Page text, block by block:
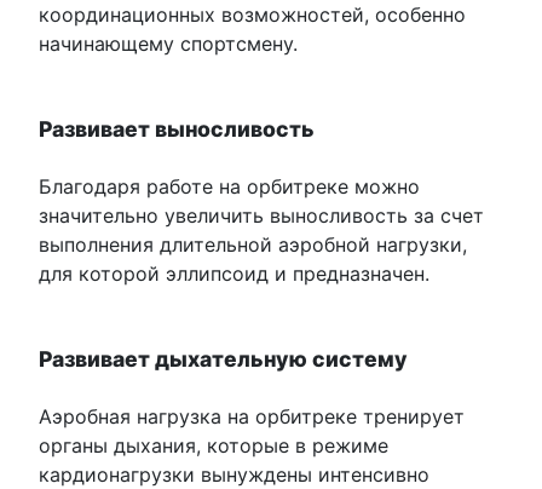
координационных возможностей, особенно
начинающему спортсмену.
Развивает выносливость
Благодаря работе на орбитреке можно
значительно увеличить выносливость за счет
выполнения длительной аэробной нагрузки,
для которой эллипсоид и предназначен.
Развивает дыхательную систему
Аэробная нагрузка на орбитреке тренирует
органы дыхания, которые в режиме
кардионагрузки вынуждены интенсивно